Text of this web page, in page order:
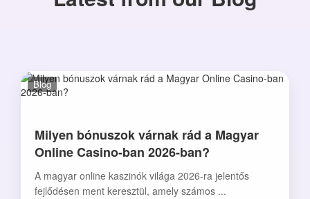
Blog
Milyen bónuszok várnak rád a Magyar
Online Casino-ban 2026-ban?
A magyar online kaszinók világa 2026-ra jelentős
fejlődésen ment keresztül, amely számos ...